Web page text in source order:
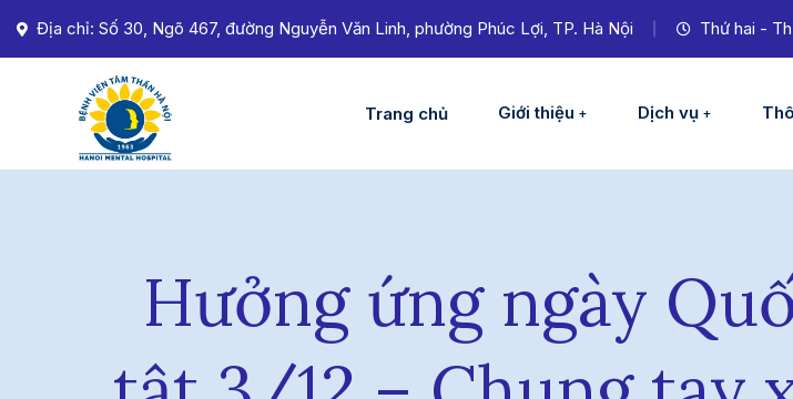
Địa chỉ: Số 30, Ngõ 467, đường Nguyễn Văn Linh, phường Phúc Lợi, TP. Hà Nội Thứ hai -
Trang chủ Giới thiệu Dịch vụ
Hưởng ứng ngày